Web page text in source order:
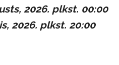
2026. plkst. 00:00
2026. plkst. 20:00